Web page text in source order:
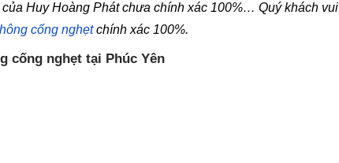
Huy Hoàng Phát chưa chính xác 100%… Quý khách vui
cống nghẹtchính xác 100%.
cống nghẹt tại Phúc Yên